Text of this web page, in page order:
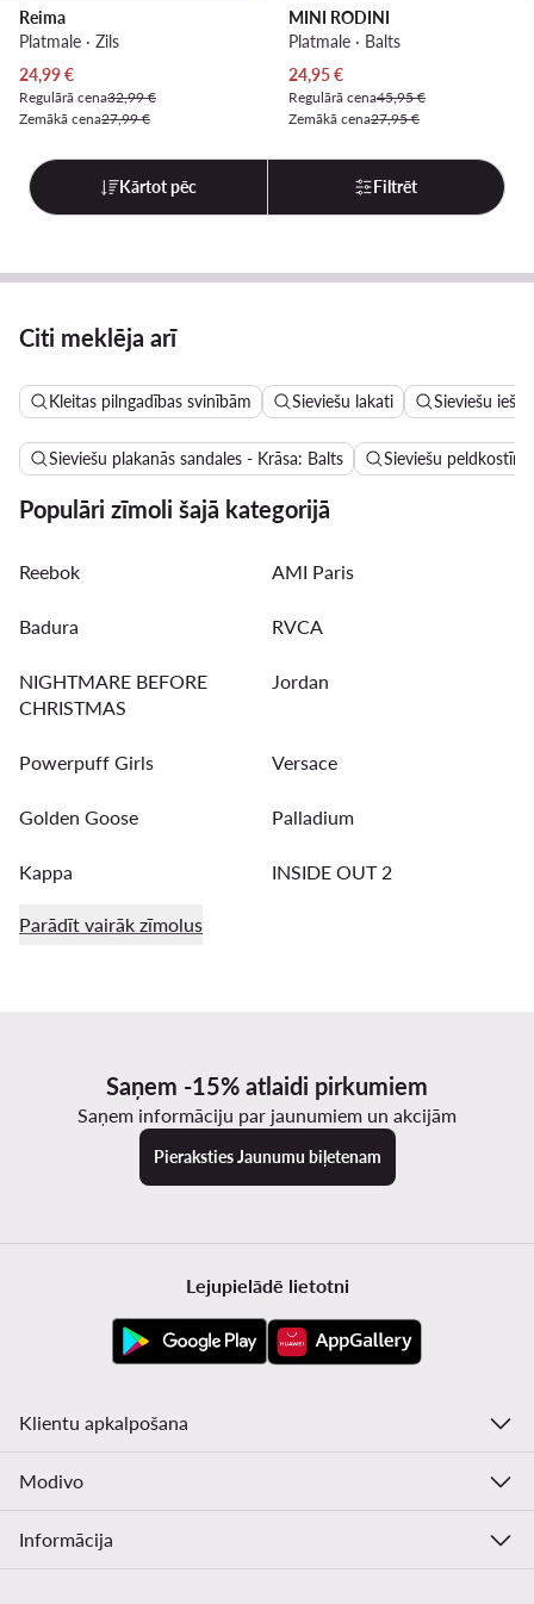
Reima
Platmale · Zils
Pašreizējā cena
24,99€
Regulārā cena32,99 €
Zemākā cena27,99 €
MINI RODINI
Platmale · Balts
Pašreizējā cena
24,95€
Regulārā cena45,95 €
Zemākā cena27,95 €
Kārtot pēc Filtrēt
Citi meklēja arī
Kleitas pilngadības svinībām Sieviešu lakati Sieviešu
Sieviešu plakanās sandales - Krāsa: Balts Sieviešu peldkostīmi
Populāri zīmoli šajā kategorijā
Reebok AMI Paris
Badura RVCA
NIGHTMARE BEFORE
CHRISTMAS
Jordan
Powerpuff Girls Versace
Golden Goose Palladium
Kappa INSIDE OUT 2
Parādīt vairāk zīmolus
Saņem -15% atlaidi pirkumiem
Saņem informāciju par jaunumiem un akcijām
Pieraksties Jaunumu biļetenam
Lejupielādē lietotni
Klientu apkalpošana
Modivo
Informācija